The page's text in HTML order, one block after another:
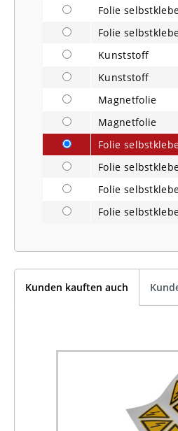
Folie
Folie
Kunststoff
Kunststoff
Magnetfolie
Magnetfolie
Folie
Folie
Folie
Folie
Kunden kauften auch